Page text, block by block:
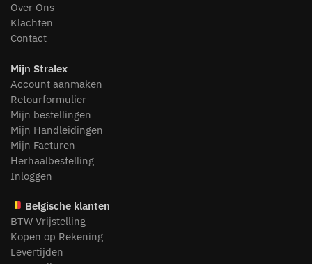
Over Ons
Klachten
Contact
Mijn Stralex
Account aanmaken
Retourformulier
Mijn bestellingen
Mijn Handleidingen
Mijn Facturen
Herhaalbestelling
Inloggen
Belgische klanten
BTW Vrijstelling
Kopen op Rekening
Levertijden